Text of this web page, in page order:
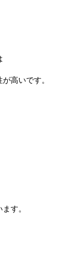
高いです。
す。